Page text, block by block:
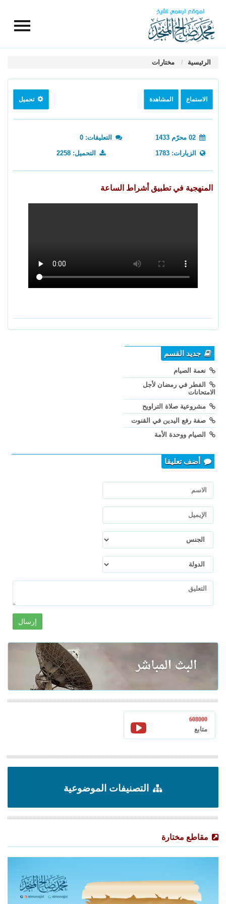
الرئيسية مختارات
الاستماع المشاهدة تحميل
التعليقات: 0
الزيارات: 1783 التحميل: 2258
المنهجية في تطبيق أشراط الساعة
جديد القسم
نعمة الصيام
الفطر في رمضان لأجل
الامتحانات
مشروعية صلاة التراويح
صفة رفع اليدين في القنوت
الصيام ووحدة الأمة
أضف تعليقا
إرسال
608000
متابع
التصنيفات الموضوعية
مقاطع مختارة